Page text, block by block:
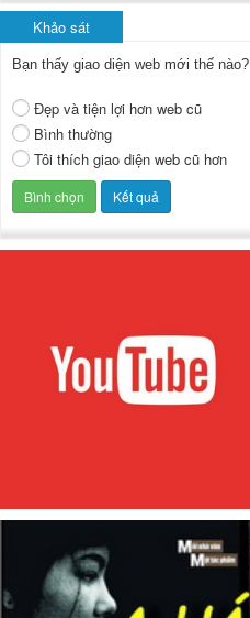
Khảo sát
Bạn thấy giao diện web mới thế nào?
Đẹp và tiện lợi hơn web cũ
Bình thường
Tôi thích giao diện web cũ hơn